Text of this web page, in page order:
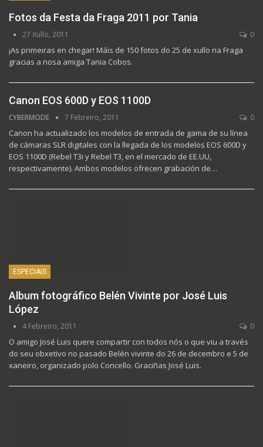
Fotos da Festa da Fraga 2011 por Tania
27 Xullo, 2011 0
¡As primeiras en chegar! Máis de 150 fotos do 25 de xullo na Fraga
gracias a nosa amiga Tania Cobos.
Canon EOS 600D y EOS 1100D
CYBERMODE 7 Febreiro, 2011 0
Canon ha actualizado los modelos de entrada de gama de su línea
de cámaras SLR digitales con la llegada de los modelos EOS 600D y
EOS 1100D (Rebel T3i y Rebel T3, en el mercado de EE.UU,
respectivamente). Ambos modelos ofrecen grabación de…
ESPECIAIS
Album fotográfico Belén Vivinte por José Luis
López
4 Febreiro, 2011 0
O amigo José Luis quere compartir con todos nós o que viu a través
do seu obxetivo no pasado Belén vivinte do 26 de decembro e 5 de
xaneiro, organizado polo Concello. Graciñas José Luis.